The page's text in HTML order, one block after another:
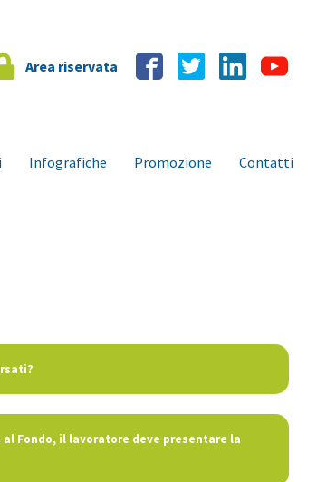
Area riservata
Infografiche Promozione Contatti
Fondo, il lavoratore deve presentare la